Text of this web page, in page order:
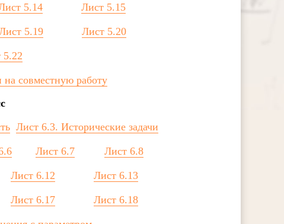
5.14 Лист 5.15
5.19 Лист 5.20
5.22
на совместную работу
Лист 6.3. Исторические задачи
Лист 6.7 Лист 6.8
Лист 6.12 Лист 6.13
Лист 6.17 Лист 6.18